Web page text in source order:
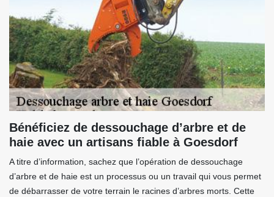
Bénéficiez de dessouchage d’arbre et de
haie avec un artisans fiable à Goesdorf
A titre d’information, sachez que l’opération de dessouchage
d’arbre et de haie est un processus ou un travail qui vous permet
de débarrasser de votre terrain le racines d’arbres morts. Cette